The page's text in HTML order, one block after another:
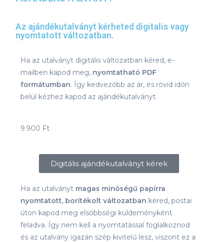
Az ajándékutalványt kérheted digitalis vagy
nyomtatott változatban.
Ha az utalványt digitális változatban kéred, e-
mailben kapod meg, nyomtatható PDF
formátumban. Így kedvezőbb az ár, és rövid időn
belül kézhez kapod az ajándékutalványt.
9.900 Ft
Digitális ajándékutalványt kérek
Ha az utalványt magas minőségű papírra
nyomtatott, borítékolt változatban kéred, postai
úton kapod meg elsőbbségi küldeményként
feladva. Így nem kell a nyomtatással foglalkoznod
és az utalvány igazán szép kivitelű lesz, viszont ez a